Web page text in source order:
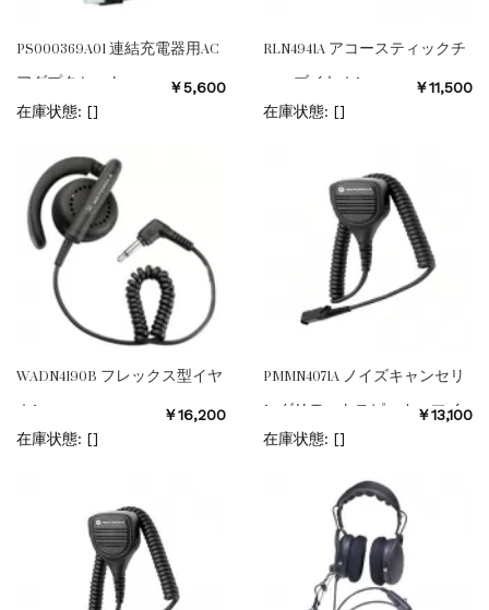
PS000369A01 連結充電器用AC
アダプタセット
￥5,600
在庫状態: []
RLN4941A アコースティックチ
ューブイヤホン
￥11,500
在庫状態: []
WADN4190B フレックス型イヤ
ホン
￥16,200
在庫状態: []
PMMN4071A ノイズキャンセリ
ングリモートスピーカーマイ
ク
￥13,100
在庫状態: []